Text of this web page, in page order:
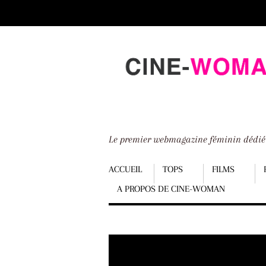
down
Le premier webmagazine féminin
Menu
ACCUEIL TOPS FILMS
A PROPOS DE CINE-WOMAN
Scroll
to